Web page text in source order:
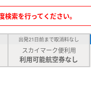
索を行ってください。
出発21日前まで取消料なし
スカイマーク便利用
利用可能航空券なし